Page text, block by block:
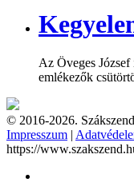
Az Öveges
emlékezők
© 2016-2026.
Impresszum |
https://